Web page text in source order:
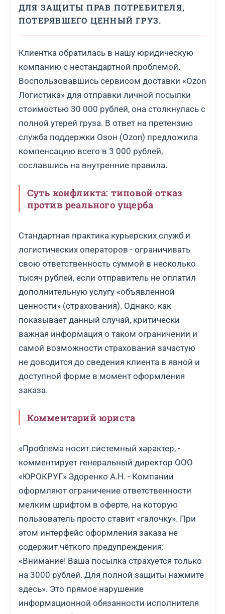
ДЛЯ ЗАЩИТЫ ПРАВ ПОТРЕБИТЕЛЯ,
ПОТЕРЯВШЕГО ЦЕННЫЙ ГРУЗ.
Клиентка обратилась в нашу юридическую
компанию с нестандартной проблемой.
Воспользовавшись сервисом доставки «Ozon
Логистика» для отправки личной посылки
стоимостью 30 000 рублей, она столкнулась с
полной утерей груза. В ответ на претензию
служба поддержки Озон (Ozon) предложила
компенсацию всего в 3 000 рублей,
сославшись на внутренние правила.
Суть конфликта: типовой отказ
против реального ущерба
Стандартная практика курьерских служб и
логистических операторов - ограничивать
свою ответственность суммой в несколько
тысяч рублей, если отправитель не оплатил
дополнительную услугу «объявленной
ценности» (страхования). Однако, как
показывает данный случай, критически
важная информация о таком ограничении и
самой возможности страхования зачастую
не доводится до сведения клиента в явной и
доступной форме в момент оформления
заказа.
Комментарий юриста
«Проблема носит системный характер, -
комментирует генеральный директор ООО
«ЮРОКРУГ» Здоренко А.Н. - Компании
оформляют ограничение ответственности
мелким шрифтом в оферте, на которую
пользователь просто ставит «галочку». При
этом интерфейс оформления заказа не
содержит чёткого предупреждения:
«Внимание! Ваша посылка страхуется только
на 3000 рублей. Для полной защиты нажмите
здесь». Это прямое нарушение
информационной обязанности исполнителя